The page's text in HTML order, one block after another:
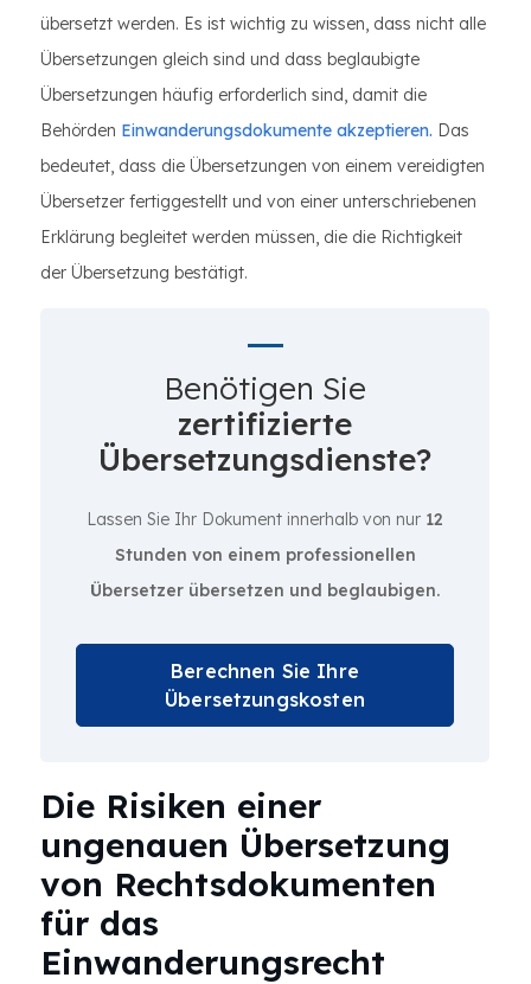
übersetzt werden. Es ist wichtig zu wissen, dass nicht alle
Übersetzungen gleich sind und dass beglaubigte
Übersetzungen häufig erforderlich sind, damit die
Behörden Einwanderungsdokumente akzeptieren. Das
bedeutet, dass die Übersetzungen von einem vereidigten
Übersetzer fertiggestellt und von einer unterschriebenen
Erklärung begleitet werden müssen, die die Richtigkeit
der Übersetzung bestätigt.
Benötigen Sie
zertifizierte
Übersetzungsdienste?
Lassen Sie Ihr Dokument innerhalb von nur 12
Stunden von einem professionellen
Übersetzer übersetzen und beglaubigen.
Berechnen Sie Ihre
Übersetzungskosten
Die Risiken einer
ungenauen Übersetzung
von Rechtsdokumenten
für das
Einwanderungsrecht